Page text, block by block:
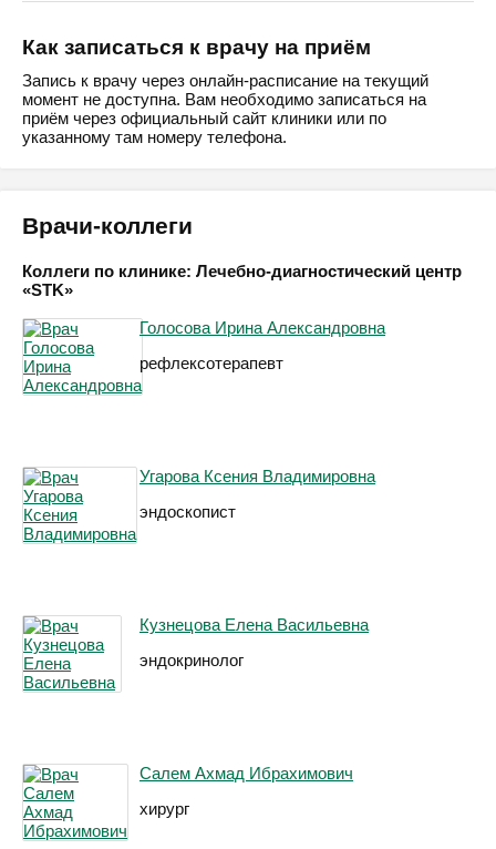
Как записаться к врачу на приём
Запись к врачу через онлайн-расписание на текущий
момент не доступна. Вам необходимо записаться на
приём через официальный сайт клиники или по
указанному там номеру телефона.
Врачи-коллеги
Коллеги по клинике: Лечебно-диагностический центр
«STK»
Голосова Ирина Александровна
рефлексотерапевт
Угарова Ксения Владимировна
эндоскопист
Кузнецова Елена Васильевна
эндокринолог
Салем Ахмад Ибрахимович
хирург